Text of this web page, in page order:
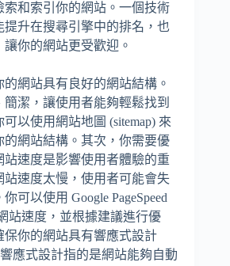
索和索引你的網站。一個技術
提升在搜尋引擎中的排名，也
你的網站更受歡迎。
網站具有良好的網站結構。
潔，讓使用者能夠輕鬆找到
以使用網站地圖 (sitemap) 來
的網站結構。其次，你需要優
速度是影響使用者體驗的重
站速度太慢，使用者可能會失
可以使用 Google PageSpeed
站速度，並根據建議進行優
保你的網站具有響應式設計
響應式設計指的是網站能夠自動